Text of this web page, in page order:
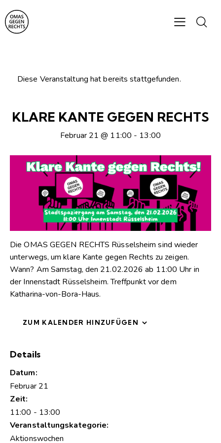
Diese Veranstaltung hat bereits stattgefunden.
KLARE KANTE GEGEN RECHTS
Februar 21 @ 11:00 - 13:00
Die OMAS GEGEN RECHTS Rüsselsheim sind wieder
unterwegs, um klare Kante gegen Rechts zu zeigen.
Wann? Am Samstag, den 21.02.2026 ab 11:00 Uhr in
der Innenstadt Rüsselsheim. Treffpunkt vor dem
Katharina-von-Bora-Haus.
ZUM KALENDER HINZUFÜGEN
Details
Datum:
Februar 21
Zeit:
11:00 - 13:00
Veranstaltungskategorie:
Aktionswochen